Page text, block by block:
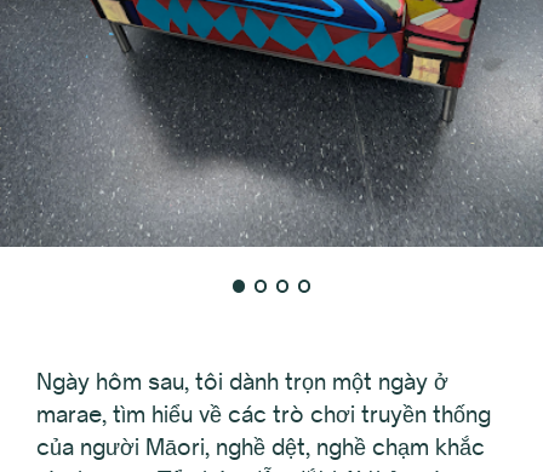
Ngày hôm sau, tôi dành trọn một ngày ở
marae, tìm hiểu về các trò chơi truyền thống
của người Māori, nghề dệt, nghề chạm khắc